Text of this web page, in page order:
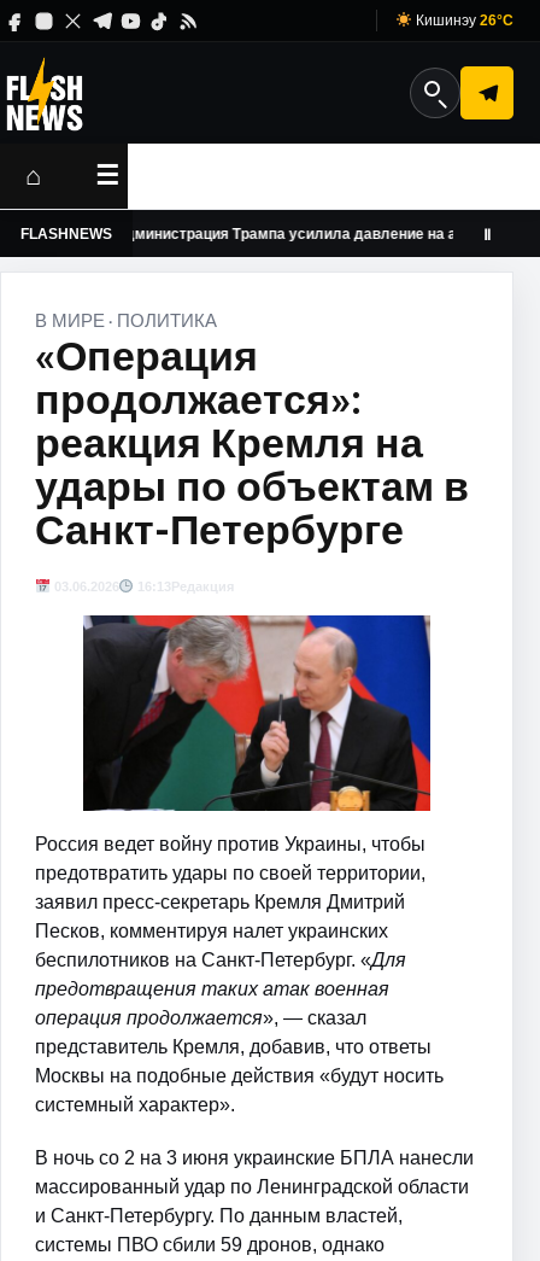
Кишинэу 26°C
⌂ ☰
FLASHNEWSАдминистрация Трампа усилила давление на американские
Ⅱ
В МИРЕ · ПОЛИТИКА
«Операция
продолжается»:
реакция Кремля на
удары по объектам в
Санкт-Петербурге
03.06.2026 16:13Редакция
Россия ведет войну против Украины, чтобы
предотвратить удары по своей территории,
заявил пресс-секретарь Кремля Дмитрий
Песков, комментируя налет украинских
беспилотников на Санкт-Петербург. «Для
предотвращения таких атак военная
операция продолжается», — сказал
представитель Кремля, добавив, что ответы
Москвы на подобные действия «будут носить
системный характер».
В ночь со 2 на 3 июня украинские БПЛА нанесли
массированный удар по Ленинградской области
и Санкт-Петербургу. По данным властей,
системы ПВО сбили 59 дронов, однако